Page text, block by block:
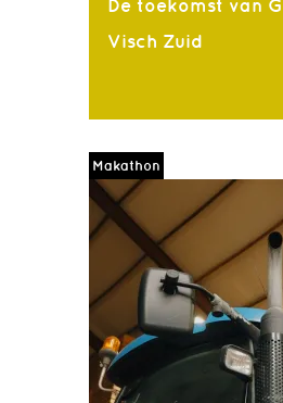
De toekomst van
Visch Zuid
Makathon